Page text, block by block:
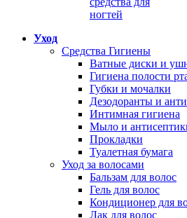
ногтей
Уход
Средства Гигиены
Ватные диски и
Гигиена полости
Губки и мочалки
Дезодоранты и
Интимная гигиена
Мыло и
Прокладки
Туалетная бумага
Уход за волосами
Бальзам для волос
Гель для волос
Кондиционер для
Лак для волос